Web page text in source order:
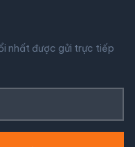
nhất được gửi trực tiếp